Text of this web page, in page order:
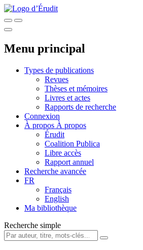
Menu principal
Types de publications
Revues
Thèses et mémoires
Livres et actes
Rapports de recherche
Connexion
À propos À propos
Érudit
Coalition Publica
Libre accès
Rapport annuel
Recherche avancée
FR
Français
English
Ma bibliothèque
Recherche simple